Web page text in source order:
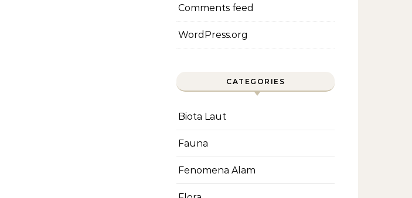
Comments feed
WordPress.org
CATEGORIES
Biota Laut
Fauna
Fenomena Alam